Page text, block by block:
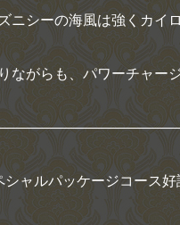
ニシーの海風は強くカイ
ながらも、パワーチャー
ャルパッケージコース好